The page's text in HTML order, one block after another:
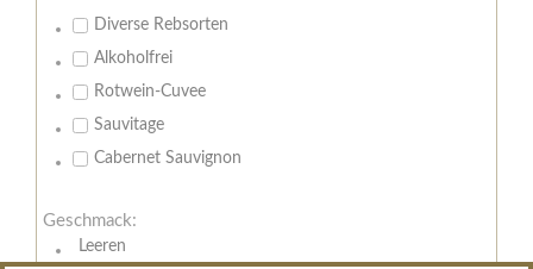
Diverse Rebsorten
Alkoholfrei
Rotwein-Cuvee
Sauvitage
Cabernet Sauvignon
Geschmack:
Leeren